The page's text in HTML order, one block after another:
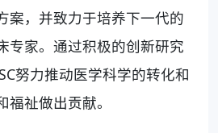
案，并致力于培养下一代的
专家。通过积极的创新研究
努力推动医学科学的转化和
祉做出贡献。